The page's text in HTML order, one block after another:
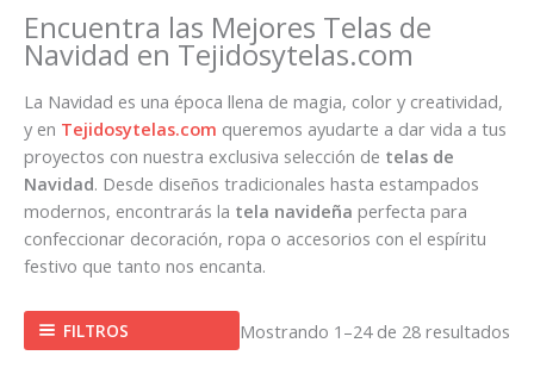
Encuentra las Mejores Telas de
Navidad en Tejidosytelas.com
La Navidad es una época llena de magia, color y creatividad,
y en Tejidosytelas.com queremos ayudarte a dar vida a tus
proyectos con nuestra exclusiva selección de telas de
Navidad. Desde diseños tradicionales hasta estampados
modernos, encontrarás la tela navideña perfecta para
confeccionar decoración, ropa o accesorios con el espíritu
festivo que tanto nos encanta.
FILTROS Mostrando 1–24 de 28 resultados